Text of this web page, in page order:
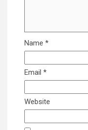
Name *
Email *
Website